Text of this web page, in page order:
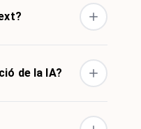
de la IA?